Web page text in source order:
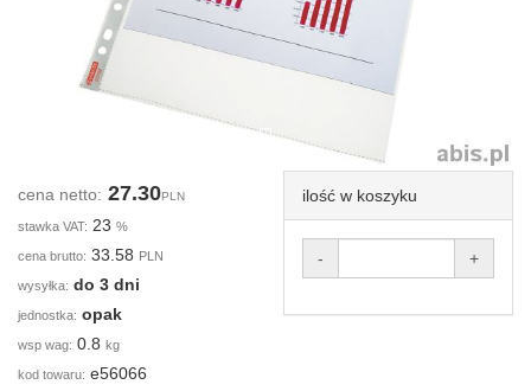
cena netto: 27.30PLN
stawka VAT: 23 %
cena brutto: 33.58 PLN
wysyłka: do 3 dni
jednostka: opak
wsp wag: 0.8 kg
kod towaru: e56066
ilość w koszyku
- +